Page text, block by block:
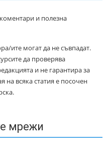
и полезна
ите могат да не съвпадат.
да проверява
и не гарантира за
на всяка статия е посочен
мрежи